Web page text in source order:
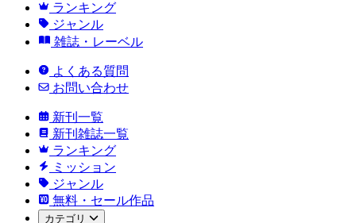
ランキング
ジャンル
雑誌・レーベル
よくある質問
お問い合わせ
新刊一覧
新刊雑誌一覧
ランキング
ミッション
ジャンル
無料・セール作品
カテゴリ